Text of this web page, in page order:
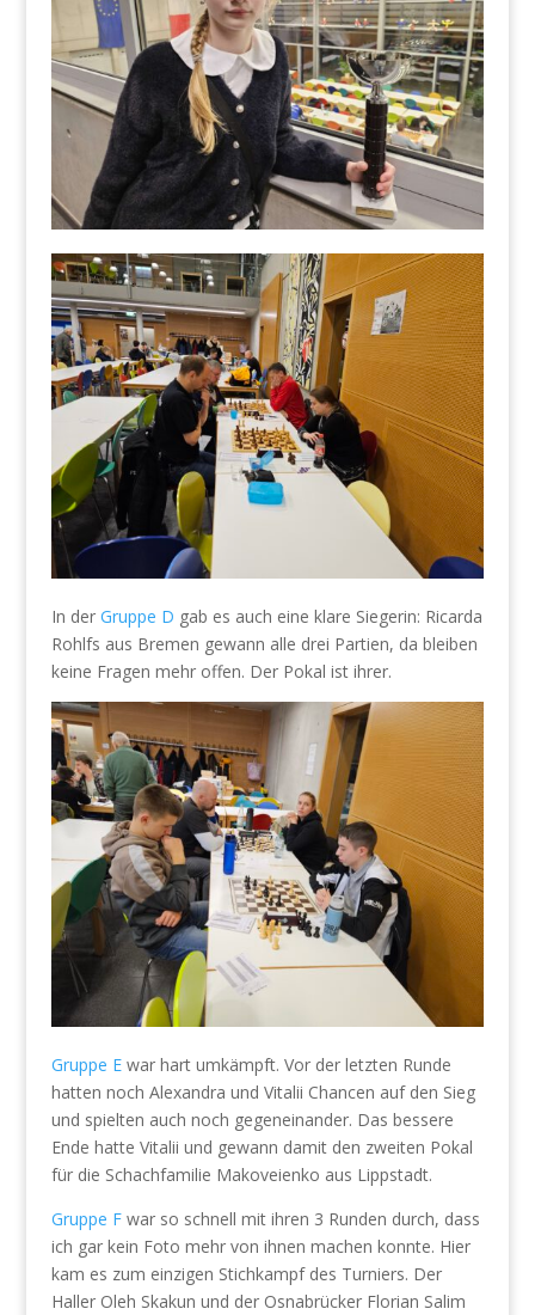
In der Gruppe D gab es auch eine klare Siegerin: Ricarda
Rohlfs aus Bremen gewann alle drei Partien, da bleiben
keine Fragen mehr offen. Der Pokal ist ihrer.
Gruppe Ewar hart umkämpft. Vor der letzten Runde
hatten noch Alexandra und Vitalii Chancen auf den Sieg
und spielten auch noch gegeneinander. Das bessere
Ende hatte Vitalii und gewann damit den zweiten Pokal
für die Schachfamilie Makoveienko aus Lippstadt.
Gruppe Fwar so schnell mit ihren 3 Runden durch, dass
ich gar kein Foto mehr von ihnen machen konnte. Hier
kam es zum einzigen Stichkampf des Turniers. Der
Haller Oleh Skakun und der Osnabrücker Florian Salim